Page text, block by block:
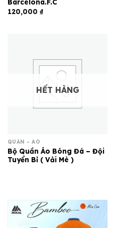
Barcelona.F.C
120,000 ₫
HẾT HÀNG
QUẦN - ÁO
Bộ Quần Áo Bóng Đá – Đội
Tuyển Bỉ ( Vải Mè )